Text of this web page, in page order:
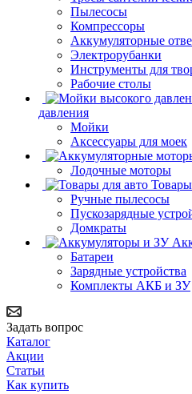
Пылесосы
Компрессоры
Аккумуляторные
Электрорубанки
Инструменты для
Рабочие столы
давления
Мойки
Аксессуары для моек
Лодочные моторы
Ручные пылесосы
Пускозарядные
Домкраты
Батареи
Зарядные устройства
Комплекты АКБ и ЗУ
Задать вопрос
Каталог
Акции
Статьи
Как купить